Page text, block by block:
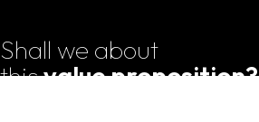
Shall we about
thisvalue proposition?